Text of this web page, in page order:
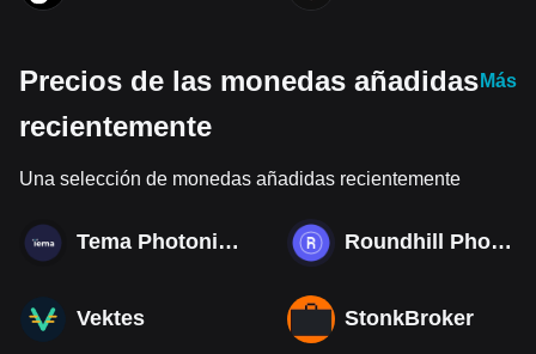
Precios de las monedas añadidas
recientemente
Más
Una selección de monedas añadidas recientemente
Tema Photonics & Optical ETF Roundhill Photonics & Optics ETF
Vektes StonkBroker